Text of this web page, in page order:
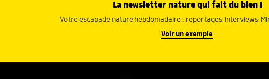
La newsletter nature qui fait du bien !
Votre escapade nature hebdomadaire : reportages, interviews,
Voir un exemple